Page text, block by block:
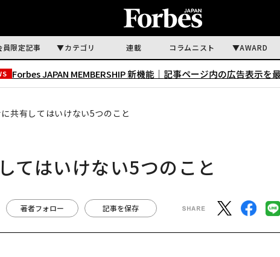
員限定記事 カテゴリ 連載 コラムニスト AWARD
Forbes JAPAN MEMBERSHIP 新機能｜ 記事ページ内の広告表示を
共有してはいけない5つのこと
てはいけない5つのこと
著者フォロー 記事を保存